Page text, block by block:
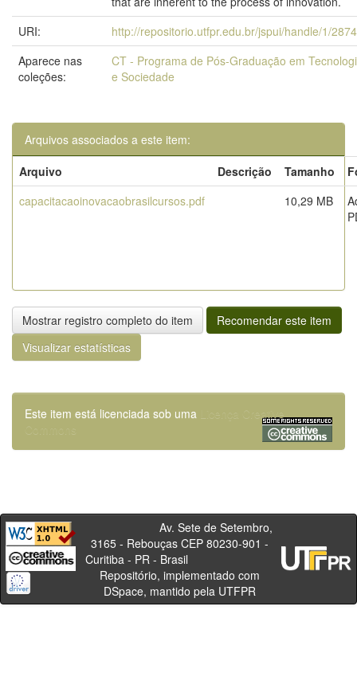
URI:
http://repositorio.utfpr.edu.br/jspui/handle/1/
Aparece nas
coleções:
CT - Programa de Pós-Graduação em
e Sociedade
Arquivos associados a este item:
Arquivo
Descrição Tamanho
capacitacaoinovacaobrasilcursos.pdf
10,29 MB
Mostrar registro completo do item
Recomendar este item
Visualizar estatísticas
Este item está licenciada sob uma
Licença Creative
Commons
Av. Sete de Setembro,
3165 - Rebouças CEP 80230-901 -
Curitiba - PR - Brasil
Repositório, implementado com
DSpace, mantido pela UTFPR